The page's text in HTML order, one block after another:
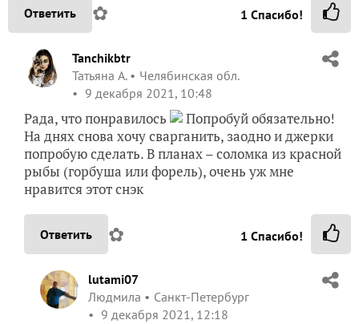
Ответить ✿ 1 Спасибо!
Tanchikbtr
Татьяна А.
Челябинская обл.
9 декабря 2021, 10:48
Рада, что понравилось
Попробуй обязательно!
На днях снова хочу сварганить, заодно и джерки
попробую сделать. В планах – соломка из красной
рыбы (горбуша или форель), очень уж мне
нравится этот снэк
Ответить ✿ 1 Спасибо!
lutami07
Людмила
Санкт-Петербург
9 декабря 2021, 12:18